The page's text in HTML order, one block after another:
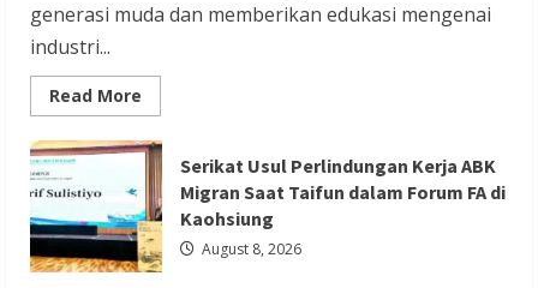
Berita Nasional
Berita TNI/POLRI
Dianugerahi Anggota Kehormatan Tapak
Suci, Kapolri Ajak Perkuat Sinergi Jaga
Generasi Muda dan Negeri
Redaksi 01 August 8, 2026
generasi muda dan memberikan edukasi mengenai
industri...
Read More
more
GIIAS
Education
Day
Menjadi
Sarana
Belajar
Interaktif
bagi
Pelajar
Serikat Usul Perlindungan Kerja ABK
Migran Saat Taifun dalam Forum FA di
Kaohsiung
August 8, 2026